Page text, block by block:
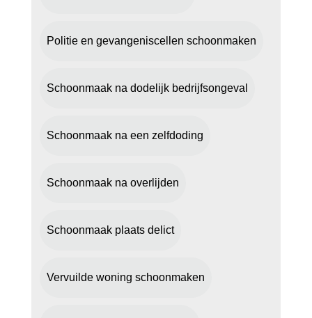
Politie en gevangeniscellen schoonmaken
Schoonmaak na dodelijk bedrijfsongeval
Schoonmaak na een zelfdoding
Schoonmaak na overlijden
Schoonmaak plaats delict
Vervuilde woning schoonmaken